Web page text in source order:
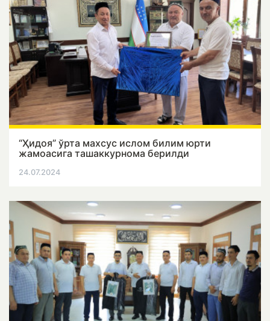
“Ҳидоя” ўрта махсус ислом билим юрти
жамоасига ташаккурнома берилди
24.07.2024